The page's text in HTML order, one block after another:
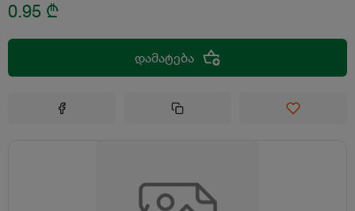
0.95 ₾
დამატება